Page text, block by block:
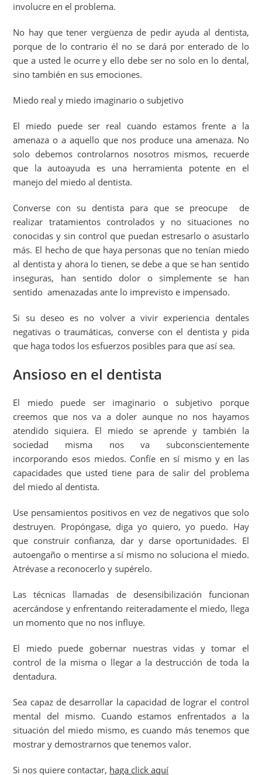
involucre en el problema.
No hay que tener vergüenza de pedir ayuda al dentista,
porque de lo contrario él no se dará por enterado de lo
que a usted le ocurre y ello debe ser no solo en lo dental,
sino también en sus emociones.
Miedo real y miedo imaginario o subjetivo
El miedo puede ser real cuando estamos frente a la
amenaza o a aquello que nos produce una amenaza. No
solo debemos controlarnos nosotros mismos, recuerde
que la autoayuda es una herramienta potente en el
manejo del miedo al dentista.
Converse con su dentista para que se preocupe de
realizar tratamientos controlados y no situaciones no
conocidas y sin control que puedan estresarlo o asustarlo
más. El hecho de que haya personas que no tenían miedo
al dentista y ahora lo tienen, se debe a que se han sentido
inseguras, han sentido dolor o simplemente se han
sentido amenazadas ante lo imprevisto e impensado.
Si su deseo es no volver a vivir experiencia dentales
negativas o traumáticas, converse con el dentista y pida
que haga todos los esfuerzos posibles para que así sea.
Ansioso en el dentista
El miedo puede ser imaginario o subjetivo porque
creemos que nos va a doler aunque no nos hayamos
atendido siquiera. El miedo se aprende y también la
sociedad misma nos va subconscientemente
incorporando esos miedos. Confíe en sí mismo y en las
capacidades que usted tiene para de salir del problema
del miedo al dentista.
Use pensamientos positivos en vez de negativos que solo
destruyen. Propóngase, diga yo quiero, yo puedo. Hay
que construir confianza, dar y darse oportunidades. El
autoengaño o mentirse a sí mismo no soluciona el miedo.
Atrévase a reconocerlo y supérelo.
Las técnicas llamadas de desensibilización funcionan
acercándose y enfrentando reiteradamente el miedo, llega
un momento que no nos influye.
El miedo puede gobernar nuestras vidas y tomar el
control de la misma o llegar a la destrucción de toda la
dentadura.
Sea capaz de desarrollar la capacidad de lograr el control
mental del mismo. Cuando estamos enfrentados a la
situación del miedo mismo, es cuando más tenemos que
mostrar y demostrarnos que tenemos valor.
Si nos quiere contactar, haga click aquí